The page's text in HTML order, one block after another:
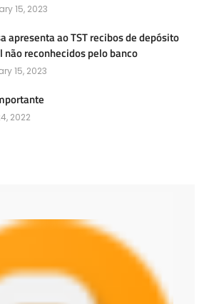
15, 2023
apresenta ao TST recibos de depósito
não reconhecidos pelo banco
15, 2023
2022